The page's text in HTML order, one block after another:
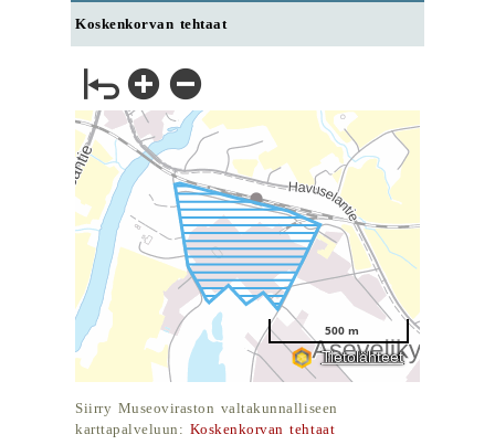
Koskenkorvan tehtaat
Siirry Museoviraston valtakunnalliseen
karttapalveluun: Koskenkorvan tehtaat